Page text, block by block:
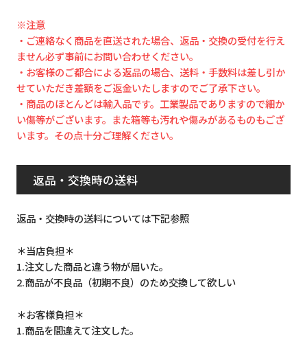
※注意
・ご連絡なく商品を直送された場合、返品・交換の受付を行え
ません必ず事前にお問い合わせください。
・お客様のご都合による返品の場合、送料・手数料は差し引か
せていただき差額をご返金いたしますのでご了承下さい。
・商品のほとんどは輸入品です。工業製品でありますので細か
い傷等がございます。また箱等も汚れや傷みがあるものもござ
います。その点十分ご理解ください。
返品・交換時の送料
返品・交換時の送料については下記参照
＊当店負担＊
1.注文した商品と違う物が届いた。
2.商品が不良品（初期不良）のため交換して欲しい
＊お客様負担＊
1.商品を間違えて注文した。